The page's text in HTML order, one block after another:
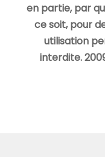
en partie, par
ce soit, pour
utilisation
interdite.